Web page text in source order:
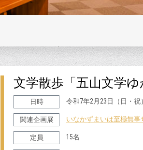
文学散歩「五山文学ゆ
日時 令和7年2月23日（日・
関連企画展 いなかずまいは至極無
定員 15名